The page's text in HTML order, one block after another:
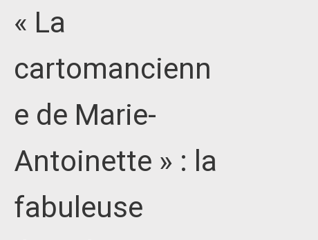
« La
cartomancienn
e de Marie-
Antoinette » : la
fabuleuse